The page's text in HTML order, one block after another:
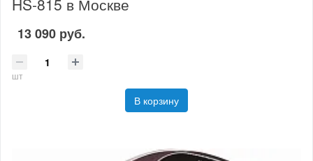
HS-815 в Москве
13 090 руб.
шт
В корзину